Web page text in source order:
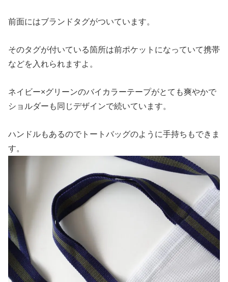
前面にはブランドタグがついています。
そのタグが付いている箇所は前ポケットになっていて携帯
などを入れられますよ。
ネイビー×グリーンのバイカラーテープがとても爽やかで
ショルダーも同じデザインで続いています。
ハンドルもあるのでトートバッグのように手持ちもできま
す。